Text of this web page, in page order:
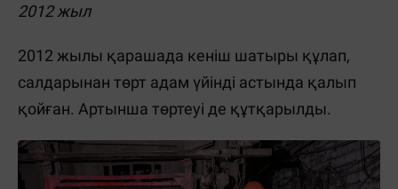
2012 жыл
2012 жылы қарашада кеніш шатыры құлап,
салдарынан төрт адам үйінді астында қалып
қойған. Артынша төртеуі де құтқарылды.